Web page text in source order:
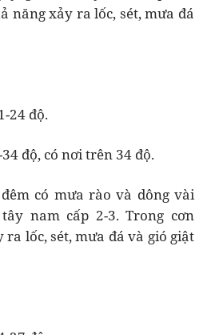
năng xảy ra lốc, sét, mưa đá
24 độ.
độ, có nơi trên 34 độ.
có mưa rào và dông vài
nam cấp 2-3. Trong cơn
ra lốc, sét, mưa đá và gió giật